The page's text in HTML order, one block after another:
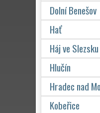
Dolní Benešov
Hať
Háj ve Slezsku
Hlučín
Hradec nad
Kobeřice